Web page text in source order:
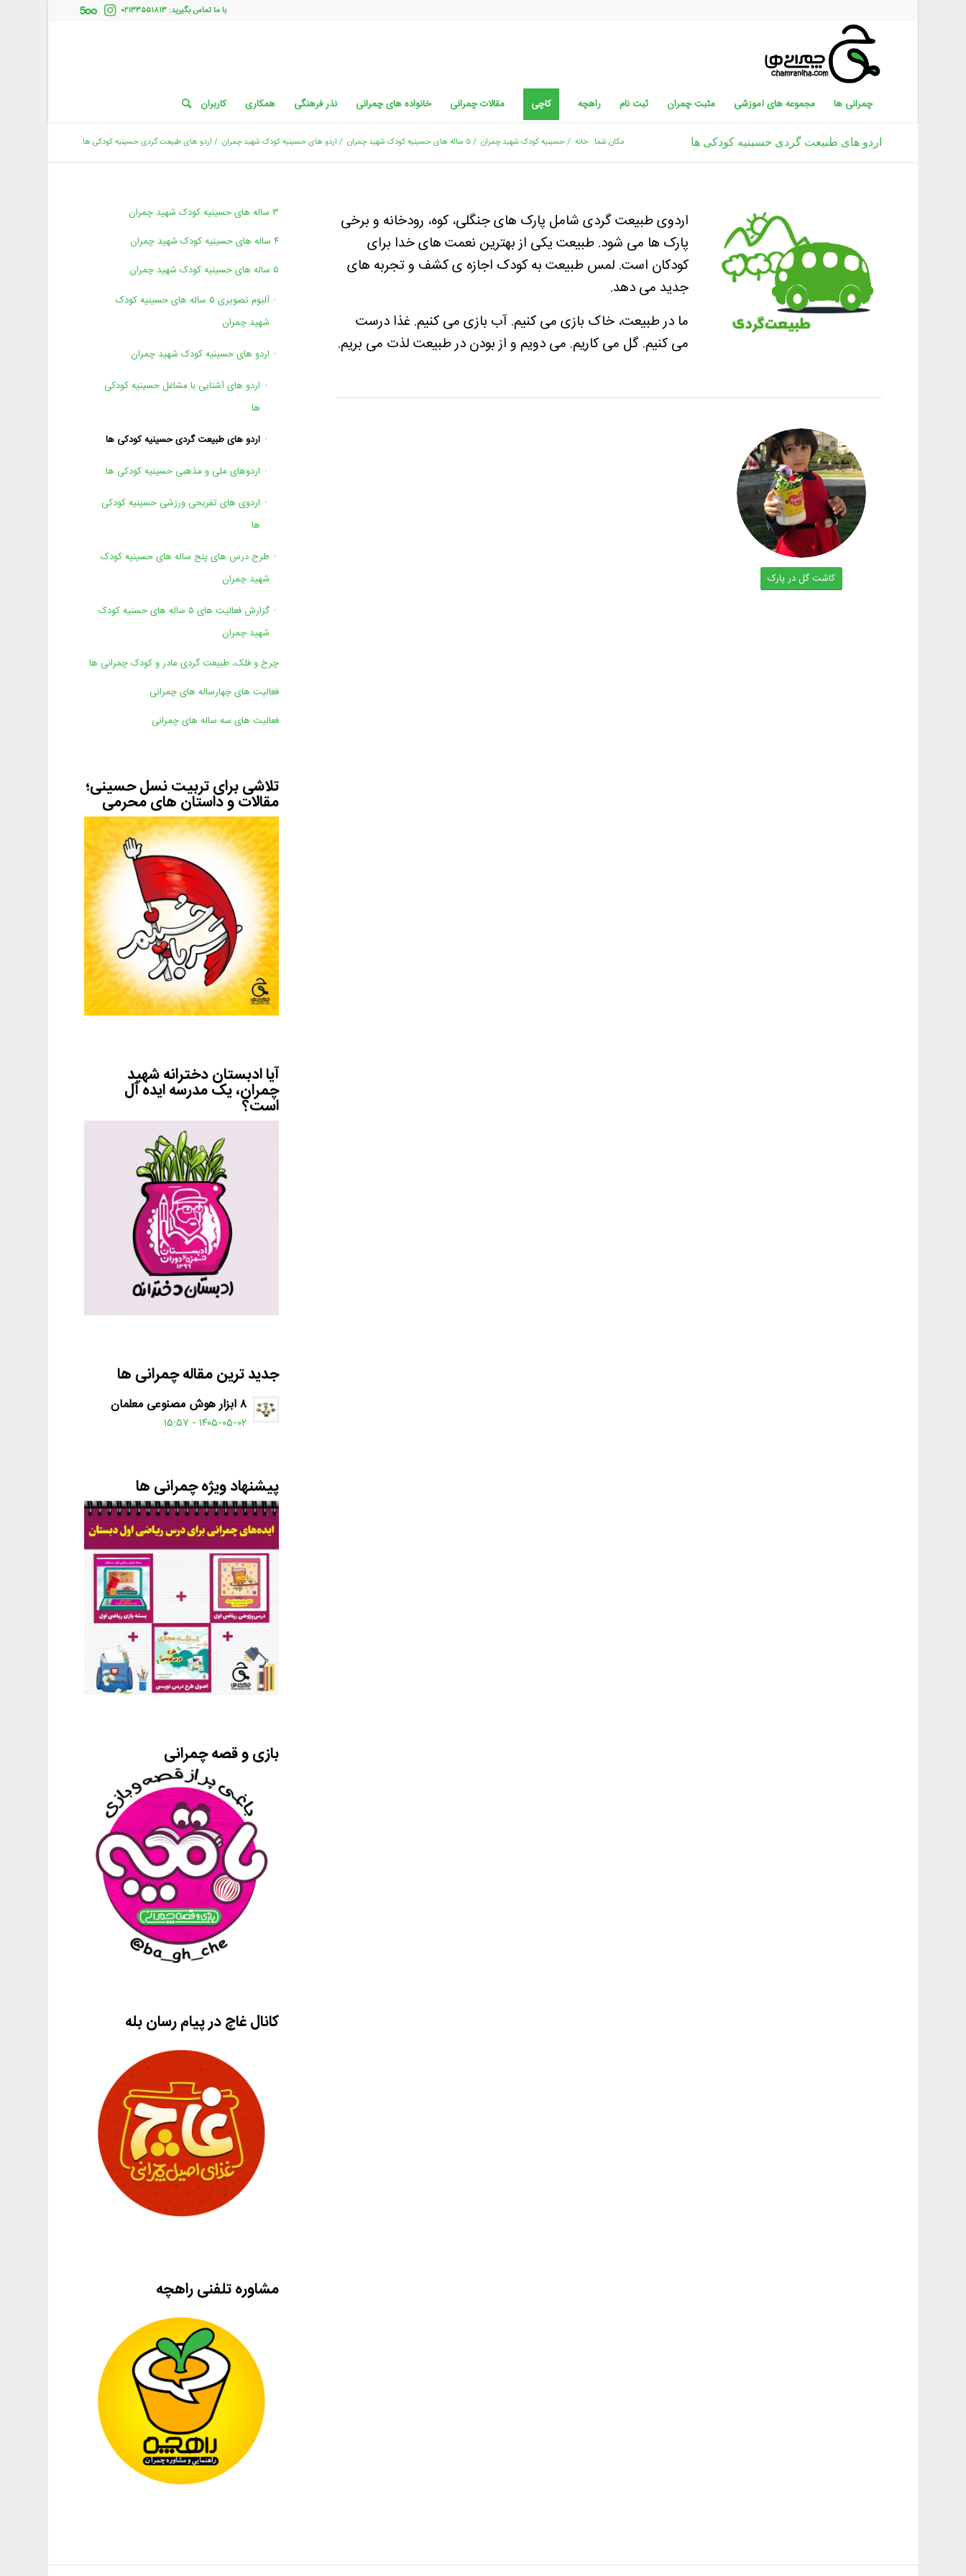
با ما تماس بگیرید: ۰۲۱۳۳۵۵۱۸۱۳
چمرانی ها مجموعه های آموزشی مثبت چمران ثبت نام راهچه کاچی مقالات چمرانی خانواده های چمرانی نذر فرهنگی همکاری کاربران
اردو های طبیعت گردی حسینیه کودکی ها مکان شما: خانه /حسینیه کودک شهید چمران /۵ ساله های حسینیه کودک شهید چمران / اردو های حسینیه کودک شهید چمران / اردو های طبیعت گردی حسینیه کودکی ها
اردوی طبیعت گردی شامل پارک های جنگلی، کوه، رودخانه و برخی
پارک ها می شود. طبیعت یکی از بهترین نعمت های خدا برای
کودکان است. لمس طبیعت به کودک اجازه ی کشف و تجربه های
جدید می دهد.
ما در طبیعت، خاک بازی می کنیم. آب بازی می کنیم. غذا درست
می کنیم. گل می کاریم. می دویم و از بودن در طبیعت لذت می بریم.
کاشت گل در پارک
۳ ساله های حسینیه کودک شهید چمران
۴ ساله های حسینیه کودک شهید چمران
۵ ساله های حسینیه کودک شهید چمران
آلبوم تصویری ۵ ساله های حسینیه کودک
شهید چمران
اردو های حسینیه کودک شهید چمران
اردو های آشنایی با مشاغل حسینیه کودکی
ها
اردو های طبیعت گردی حسینیه کودکی ها
اردوهای ملی و مذهبی حسینیه کودکی ها
اردوی های تفریحی ورزشی حسینیه کودکی
ها
طرح درس های پنج ساله های حسینیه کودک
شهید چمران
گزارش فعالیت های ۵ ساله های حسنیه کودک
شهید چمران
چرخ و فلک، طبیعت گردی مادر و کودک چمرانی ها
فعالیت های چهارساله های چمرانی
فعالیت های سه ساله های چمرانی
تلاشی برای تربیت نسل حسینی؛
مقالات و داستان های محرمی
آیا ادبستان دخترانه شهید
چمران، یک مدرسه ایده آل
است؟
جدید ترین مقاله چمرانی ها
۸ ابزار هوش مصنوعی معلمان
۱۴۰۵-۰۵-۰۲ - ۱۵:۵۷
پیشنهاد ویژه چمرانی ها
بازی و قصه چمرانی
کانال غاچ در پیام رسان بله
مشاوره تلفنی راهچه